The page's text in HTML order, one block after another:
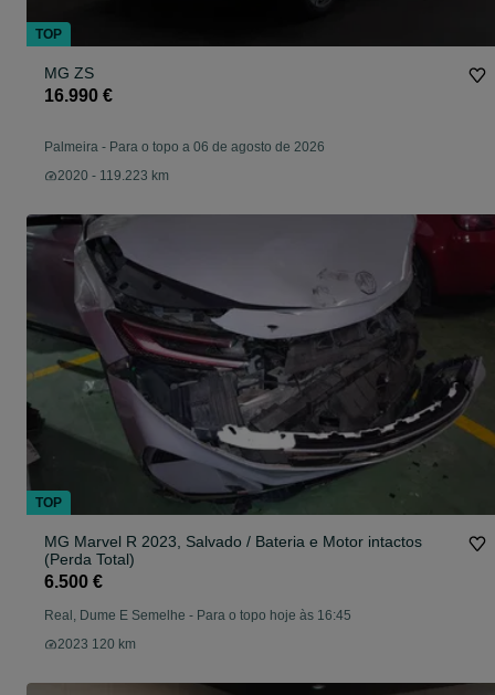
MG ZS
16.990 €
Palmeira - Para o topo a 06 de agosto de 2026
2020 - 119.223 km
MG Marvel R 2023, Salvado / Bateria e Motor intactos
(Perda Total)
6.500 €
Real, Dume E Semelhe - Para o topo hoje às 16:45
2023 120 km
TOP
TOP